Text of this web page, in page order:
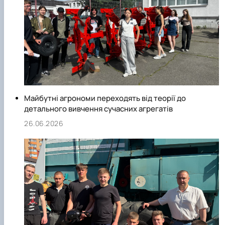
підтримки виробництва продукції рослинництва;
розробка новітніх механізованих технологій та
сільськогосподарських машин, адаптованих до системи
точного землеробства;
розробка мобільних самохідних енергетичних засобів з
технологічними модулями для виконання польових робіт;
застосування енергозберігаючих нанотехнологій для
використанням випромінювання електромагнітних хвиль
КВЧ - діапазону»
Співробітниками кафедри опубліковано понад 1800
наукових праць, в т.ч. 47 монографій, 98 підручник і
навчальних посібників; отримано понад 300 авторських
свідоцтв і патентів на винаходи; підготовлено 15 докторів
84 кандидати наук.
Майбутні агрономи переходять від теорії до
детального вивчення сучасних агрегатів
26.06.2026